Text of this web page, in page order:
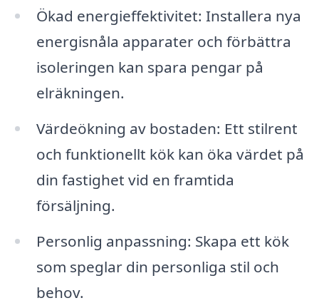
Ökad energieffektivitet: Installera nya
energisnåla apparater och förbättra
isoleringen kan spara pengar på
elräkningen.
Värdeökning av bostaden: Ett stilrent
och funktionellt kök kan öka värdet på
din fastighet vid en framtida
försäljning.
Personlig anpassning: Skapa ett kök
som speglar din personliga stil och
behov.